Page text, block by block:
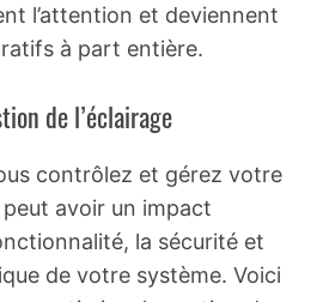
l’attention et deviennent
à part entière.
de l’éclairage
contrôlez et gérez votre
avoir un impact
la sécurité et
de votre système. Voici